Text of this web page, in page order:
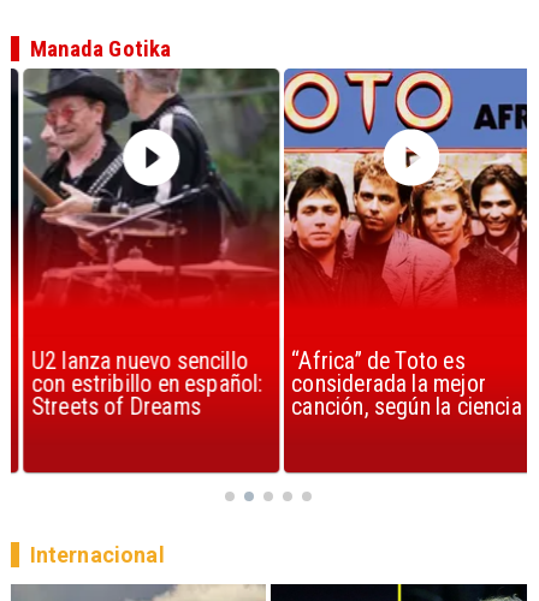
U2 lanza nuevo sencillo
con estribillo en español:
Streets of Dreams
“Africa” de Toto es
considerada la mejor
canción, según la ciencia
Manada Gotika
Internacional